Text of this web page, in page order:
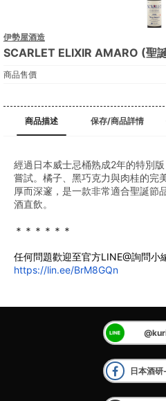
伊勢屋酒造
SCARLET ELIXIR AMARO (聖
商品售價
商品描述 保存/商品詳情
經過日本威士忌桶熟成2年的特別
嘗試。橘子、黑巧克力與肉桂的完
厚而深邃，是一款非常適合聖誕節
酒直飲。
﻿＊＊＊＊＊＊
任何問題歡迎至官方LINE@詢問小
https://lin.ee/BrM8GQn
日本酒